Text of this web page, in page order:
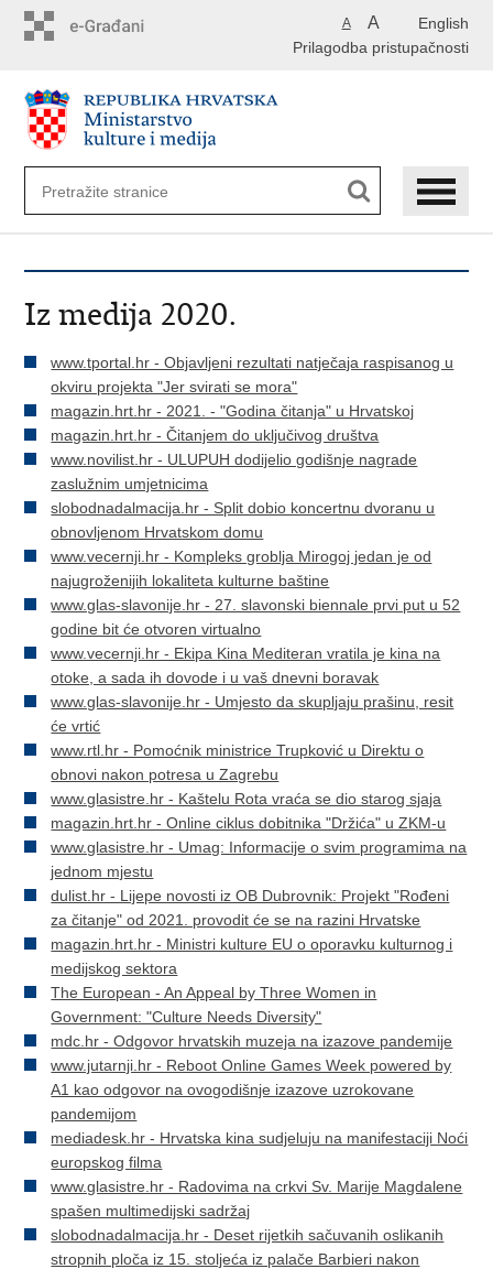
English
A A
Prilagodba pristupačnosti
Iz medija 2020.
www.tportal.hr - Objavljeni rezultati natječaja raspisanog u
okviru projekta "Jer svirati se mora"
magazin.hrt.hr - 2021. - "Godina čitanja" u Hrvatskoj
magazin.hrt.hr - Čitanjem do uključivog društva
www.novilist.hr - ULUPUH dodijelio godišnje nagrade
zaslužnim umjetnicima
slobodnadalmacija.hr - Split dobio koncertnu dvoranu u
obnovljenom Hrvatskom domu
www.vecernji.hr - Kompleks groblja Mirogoj jedan je od
najugroženijih lokaliteta kulturne baštine
www.glas-slavonije.hr - 27. slavonski biennale prvi put u 52
godine bit će otvoren virtualno
www.vecernji.hr - Ekipa Kina Mediteran vratila je kina na
otoke, a sada ih dovode i u vaš dnevni boravak
www.glas-slavonije.hr - Umjesto da skupljaju prašinu, resit
će vrtić
www.rtl.hr - Pomoćnik ministrice Trupković u Direktu o
obnovi nakon potresa u Zagrebu
www.glasistre.hr - Kaštelu Rota vraća se dio starog sjaja
magazin.hrt.hr - Online ciklus dobitnika "Držića" u ZKM-u
www.glasistre.hr - Umag: Informacije o svim programima na
jednom mjestu
dulist.hr - Lijepe novosti iz OB Dubrovnik: Projekt "Rođeni
za čitanje" od 2021. provodit će se na razini Hrvatske
magazin.hrt.hr - Ministri kulture EU o oporavku kulturnog i
medijskog sektora
The European - An Appeal by Three Women in
Government: "Culture Needs Diversity"
mdc.hr - Odgovor hrvatskih muzeja na izazove pandemije
www.jutarnji.hr - Reboot Online Games Week powered by
A1 kao odgovor na ovogodišnje izazove uzrokovane
pandemijom
mediadesk.hr - Hrvatska kina sudjeluju na manifestaciji Noći
europskog filma
www.glasistre.hr - Radovima na crkvi Sv. Marije Magdalene
spašen multimedijski sadržaj
slobodnadalmacija.hr - Deset rijetkih sačuvanih oslikanih
stropnih ploča iz 15. stoljeća iz palače Barbieri nakon